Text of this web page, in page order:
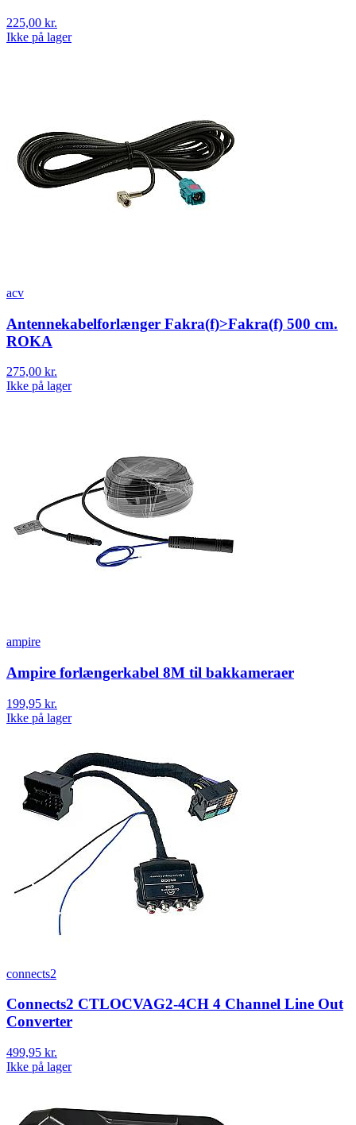
225,00 kr.
Ikke på lager
acv
Antennekabelforlænger Fakra(f)>Fakra(f) 500 cm.
ROKA
275,00 kr.
Ikke på lager
ampire
Ampire forlængerkabel 8M til bakkameraer
199,95 kr.
Ikke på lager
connects2
Connects2 CTLOCVAG2-4CH 4 Channel Line Out
Converter
499,95 kr.
Ikke på lager